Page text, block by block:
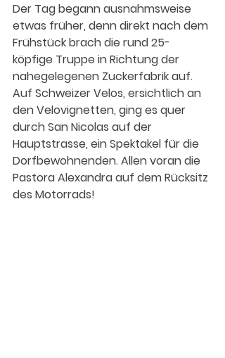
Der Tag begann ausnahmsweise
etwas früher, denn direkt nach dem
Frühstück brach die rund 25-
köpfige Truppe in Richtung der
nahegelegenen Zuckerfabrik auf.
Auf Schweizer Velos, ersichtlich an
den Velovignetten, ging es quer
durch San Nicolas auf der
Hauptstrasse, ein Spektakel für die
Dorfbewohnenden. Allen voran die
Pastora Alexandra auf dem Rücksitz
des Motorrads!